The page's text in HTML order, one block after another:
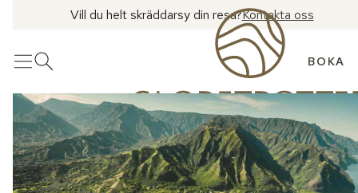
Vill du helt skräddarsy din resa?Kontakta oss
MenyÖppna sök BOKA